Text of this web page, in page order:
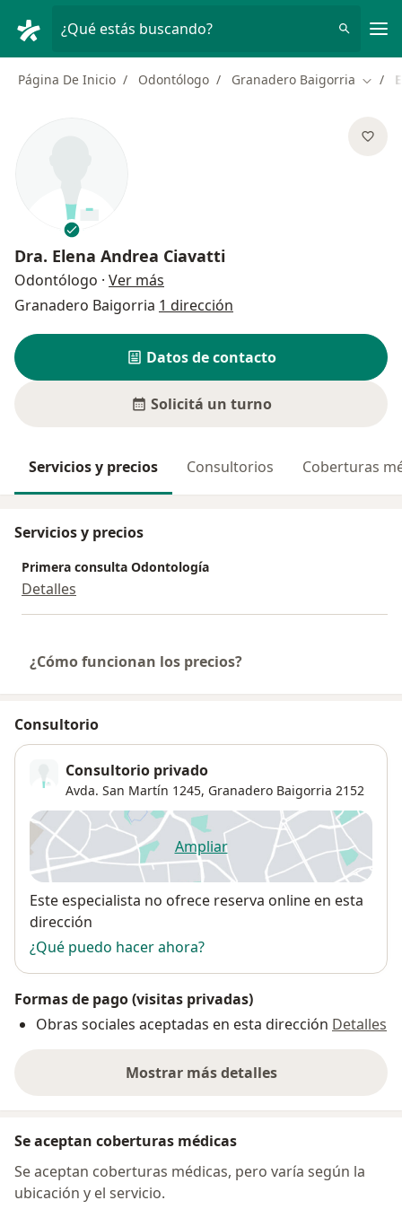
¿Qué estás buscando?
Página De Inicio Odontólogo Granadero Baigorria
Dra. Elena Andrea Ciavatti
Odontólogo · Ver más
Granadero Baigorria 1 dirección
Datos de contacto
Solicitá un turno
Servicios y precios Consultorios Coberturas
Servicios y precios
Primera consulta Odontología
Detalles
¿Cómo funcionan los precios?
Consultorio
Consultorio privado
Avda. San Martín 1245, Granadero Baigorria 2152
Ampliarse abre en una nueva
Disponibilidad
Este especialista no ofrece reserva online en esta
dirección
¿Qué puedo hacer ahora?
Formas de pago (visitas privadas)
Obras sociales aceptadas en esta dirección Detalles
Mostrar más detalles
sobre la dirección
Se aceptan coberturas médicas
Se aceptan coberturas médicas, pero varía según la
ubicación y el servicio.